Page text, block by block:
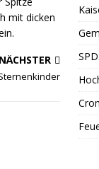
mit dicken
NÄCHSTER